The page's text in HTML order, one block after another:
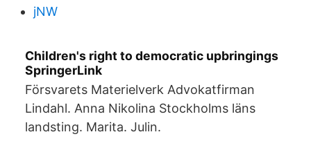
jNW
Children's right to democratic upbringings
SpringerLink
Försvarets Materielverk Advokatfirman
Lindahl. Anna Nikolina Stockholms läns
landsting. Marita. Julin.